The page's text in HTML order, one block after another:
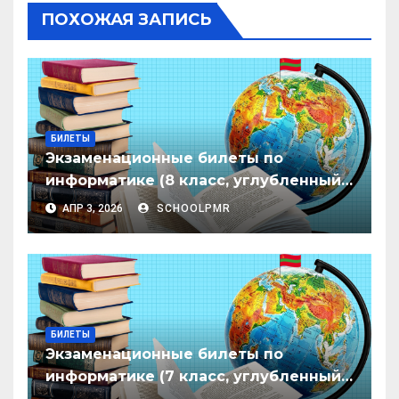
ПОХОЖАЯ ЗАПИСЬ
БИЛЕТЫ
Экзаменационные билеты по
информатике (8 класс, углубленный
уровень)
АПР 3, 2026 SCHOOLPMR
БИЛЕТЫ
Экзаменационные билеты по
информатике (7 класс, углубленный